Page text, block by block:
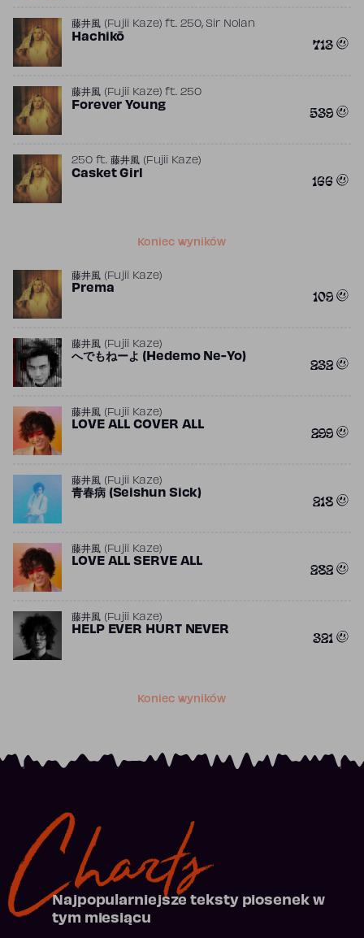
藤井風 (Fujii Kaze) ft. 250, Sir Nolan
Hachikō 713
藤井風 (Fujii Kaze) ft. 250
Forever Young 539
250ft. 藤井風 (Fujii Kaze)
Casket Girl 166
Koniec wyników
藤井風 (Fujii Kaze)
Prema 109
藤井風 (Fujii Kaze)
へでもねーよ (Hedemo Ne-Yo) 232
藤井風 (Fujii Kaze)
LOVE ALL COVER ALL 299
藤井風 (Fujii Kaze)
青春病 (Seishun Sick) 218
藤井風 (Fujii Kaze)
LOVE ALL SERVE ALL 282
藤井風 (Fujii Kaze)
HELP EVER HURT NEVER 321
Koniec wyników
Charts
Najpopularniejsze teksty piosenek w
tym miesiącu